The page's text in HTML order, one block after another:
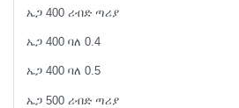
ኤጋ 400 ሪብድ ጣሪያ
ኤጋ 400 ባለ 0.4
ኤጋ 400 ባለ 0.5
ኤጋ 500 ሪብድ ጣሪያ